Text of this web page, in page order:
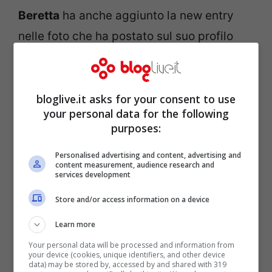
Beretta ha anche aggiunto la new entry
nelle foto che ha postato sul suo profilo
Instagram. A questo punto possiamo dire
che i due sono una coppia a tutti gli effetti
o come direbbero gli americani, sono
“Instagram official”.
Da quanto hanno mostrato sia laDe Lellis,
che la mamma diBeretta
romana si sia ambientata molto bene in
famiglia e che non abbia intenzione di
togliere le tende a breve. Chi sa come
l’avrà presa il suoex Damantecon il quale
bloglive.it asks for your consent to use
your personal data for the following
purposes:
Personalised advertising and content, advertising and
content measurement, audience research and
services development
Store and/or access information on a device
Learn more
Your personal data will be processed and information from
your device (cookies, unique identifiers, and other device
data) may be stored by, accessed by and shared with 319